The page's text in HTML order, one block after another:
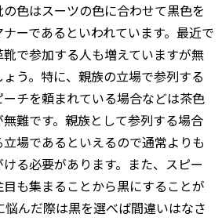
色はスーツの色に合わせて黒色を
ーであるといわれています。最近で
で参加する人も増えていますが無
う。特に、親族の立場で参列する
チを頼まれている場合などは茶色
難です。親族として参列する場合
場であるといえるので通常よりも
る必要があります。また、スピー
も集まることから黒にすることが
んだ際は黒を選べば間違いはなさ